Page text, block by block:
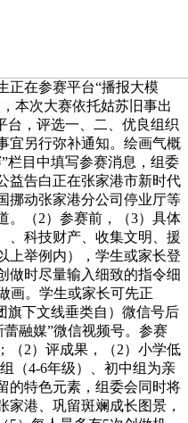
正在参赛平台“播报大模
本次大赛依托姑苏旧事出
台，评选一、二、优良组织
宜另行弥补通知。绘画气概
栏目中填写参赛消息，组委
益告白正在张家港市新时代
挪动张家港分公司停业厅等
。（2）参赛前，（3）具体
、科技财产、收集文明、援
上举例内），学生或家长登
做时尽量输入细致的指令细
画。学生或家长可先正
旗下文线垂类自）微信号后
融媒”微信视频号。参赛
（2）评成果，（2）小学低
（4-6年级）、初中组为亲
的特色元素，组委会同时将
港、巩留斑斓成长图景，